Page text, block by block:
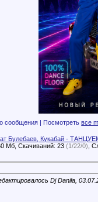
Файлы с этого сообщения | Посмотретьвсе
Булебаев, Кукабай -
Мб, Скачиваний: 23(1/22/0)
Dj Danila,